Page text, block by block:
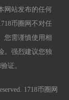
网站发布的任何
币圈网不对任
您需谨慎使用相
。强烈建议您独
证。
1718币圈网